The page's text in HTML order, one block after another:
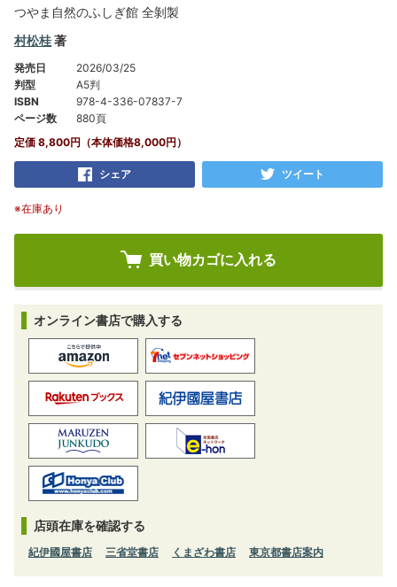
つやま自然のふしぎ館 全剝製
村松桂著
発売日
2026/03/25
判型
A5判
ISBN
978-4-336-07837-7
ページ数
880頁
定価 8,800円（本体価格8,000円）
シェア ツイート
※在庫あり
オンライン書店で購入する
店頭在庫を確認する
紀伊國屋書店 三省堂書店 くまざわ書店 東京都書店案内